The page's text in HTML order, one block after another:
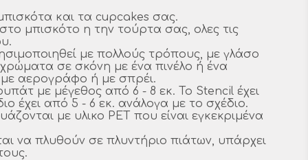
και τα cupcakes σας.
μπισκότο η την τούρτα σας, ολες τις
με πολλούς τρόπους, με γλάσο
σε σκόνη με ένα πινέλο ή ένα
αερογράφο ή με σπρέι.
με μέγεθος από 6 - 8 εκ. Το Stencil έχει
έχει από 5 - 6 εκ. ανάλογα με το σχέδιο.
με υλικο PET που είναι εγκεκριμένα
να πλυθούν σε πλυντήριο πιάτων, υπάρχει